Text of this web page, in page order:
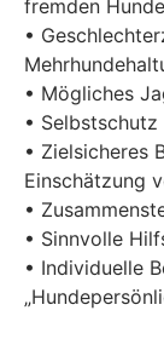
fremden
•
• Mögliches
•
• Zielsicheres
Einschätzung
•
• Sinnvolle
• Individuelle